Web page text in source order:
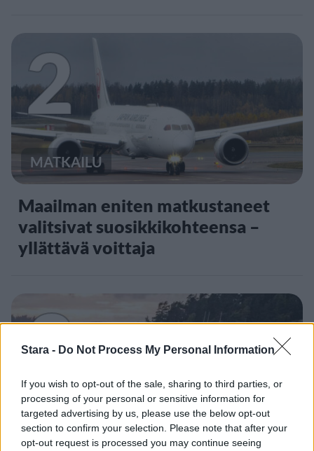
Stara - Do Not Process My Personal Information
If you wish to opt-out of the sale, sharing to third parties, or
processing of your personal or sensitive information for
targeted advertising by us, please use the below opt-out
section to confirm your selection. Please note that after your
opt-out request is processed you may continue seeing
2
MATKAILU
Maailman eniten matkustaneet
valitsivat suosikkikohteensa –
yllättävä voittaja
3
UUTISET